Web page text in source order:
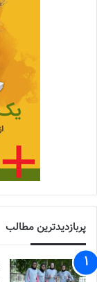
پربازدیدترین مطالب